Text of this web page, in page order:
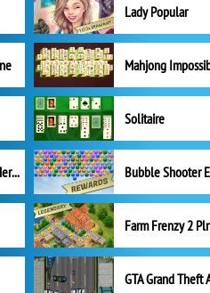
Lady Popular
Mahjong
Solitaire
Mergest Kingdom: Merge Puzzle
GTA Grand Theft